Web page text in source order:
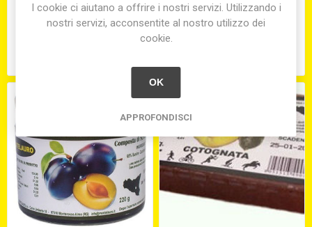
CONFETTURA EXTRA DI
KIWI E MELE GR. 220
MARMELLATA EXTRA DI
LIMONI GR. 220
I cookie ci aiutano a offrire i nostri servizi. Utilizzando i
nostri servizi, acconsentite al nostro utilizzo dei
cookie.
OK
APPROFONDISCI